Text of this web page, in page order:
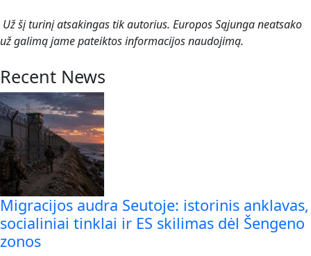
Už šį turinį atsakingas tik autorius. Europos Sąjunga neatsako
už galimą jame pateiktos informacijos naudojimą.
Recent News
Migracijos audra Seutoje: istorinis anklavas,
socialiniai tinklai ir ES skilimas dėl Šengeno
zonos